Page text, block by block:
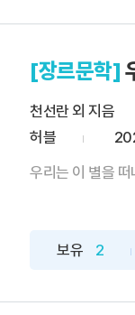
[장르문학]
천선란 외 지음
허블
우리는 이 별을
보유 2